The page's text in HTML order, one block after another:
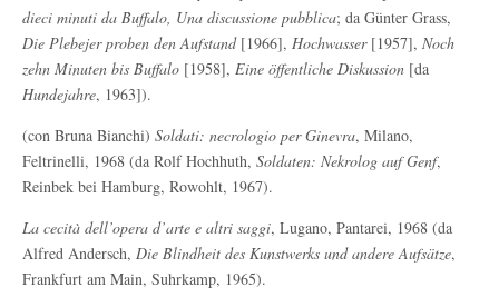
dieci minuti da Buffalo, Una discussione pubblica; da Günter Grass,
Die Plebejer proben den Aufstand[1966], Hochwasser[1957], Noch
zehn Minuten bis Buffalo [1958], Eine öffentliche Diskussion [da
Hundejahre, 1963]).
(con Bruna Bianchi) Soldati: necrologio per Ginevra, Milano,
Feltrinelli, 1968 (da Rolf Hochhuth, Soldaten: Nekrolog auf Genf,
Reinbek bei Hamburg, Rowohlt, 1967).
La cecità dell’opera d’arte e altri saggi, Lugano, Pantarei, 1968 (da
Alfred Andersch, Die Blindheit des Kunstwerks und andere Aufsätze,
Frankfurt am Main, Suhrkamp, 1965).